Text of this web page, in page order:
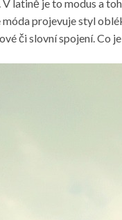
latině je to modus a
projevuje styl
či slovní spojení. Co